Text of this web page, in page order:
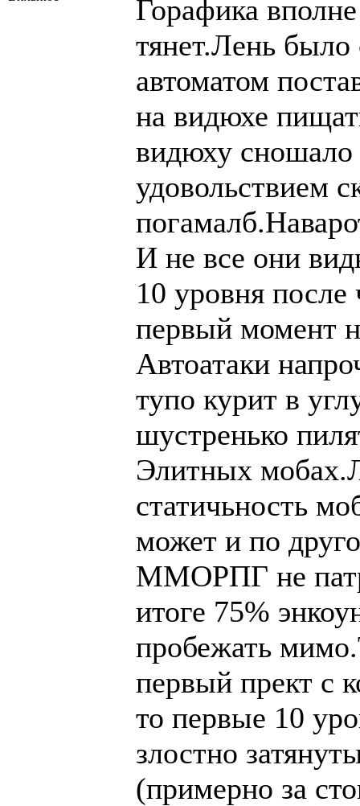
Горафика
тянет.Лень было
автоматом
на видюхе
видюху сношало
удовольствием
И не все они
10 уровня
первый момент
Автоатаки
тупо курит в
шустренько
Элитных
статичьность
может и по
ММОРПГ не
итоге 75%
пробежать
первый прект с
то первые 10
злостно
(примерно за